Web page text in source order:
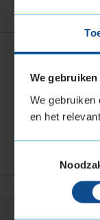
We
We
en het